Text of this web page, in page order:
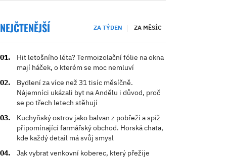
NEJČTENĚJŠÍ ZA TÝDEN ZA MĚSÍC
Hit letošního léta? Termoizolační fólie na okna
mají háček, o kterém se moc nemluví
Bydlení za více než 31 tisíc měsíčně.
Nájemníci ukázali byt na Andělu i důvod, proč
se po třech letech stěhují
Kuchyňský ostrov jako balvan z pobřeží a spíž
připomínající farmářský obchod. Horská chata,
kde každý detail má svůj smysl
Jak vybrat venkovní koberec, který přežije